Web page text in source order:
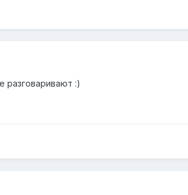
разговаривают :)